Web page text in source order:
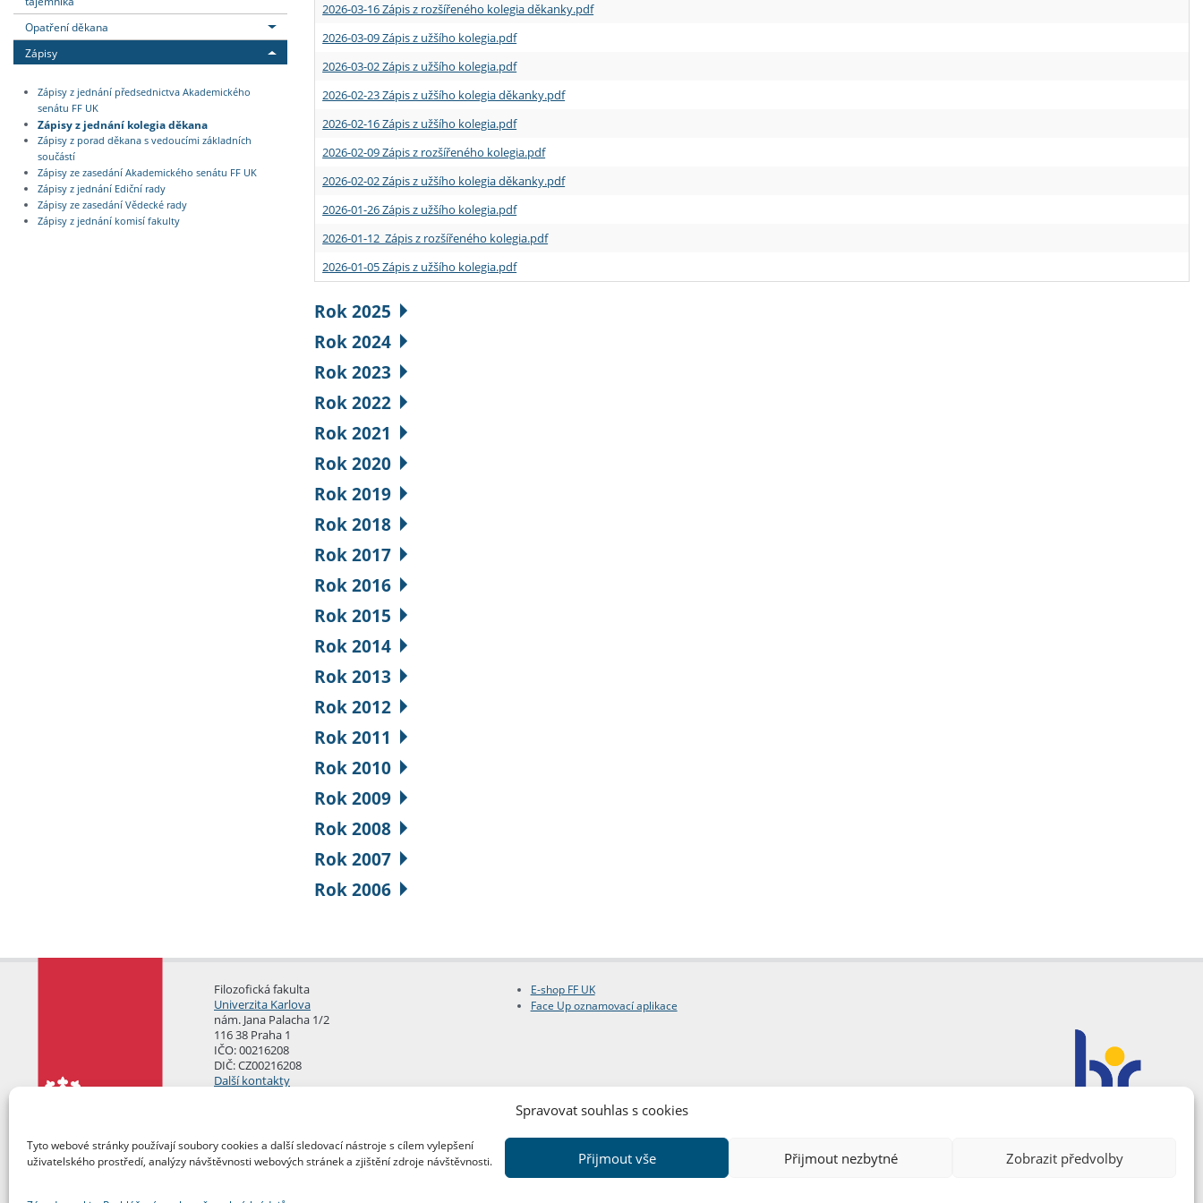
Spravovat souhlas s cookies
Tyto webové stránky používají soubory cookies a další sledovací nástroje s cílem vylepšení
uživatelského prostředí, analýzy návštěvnosti webových stránek a zjištění zdroje návštěvnosti.
Přijmout vše Přijmout nezbytné Zobrazit předvolby
Opatření děkana
Zápisy
Zápisy z jednání předsednictva Akademického
senátu FF UK
Zápisy z jednání kolegia děkana
Zápisy z porad děkana s vedoucími základních
součástí
Zápisy ze zasedání Akademického senátu FF UK
Zápisy z jednání Ediční rady
Zápisy ze zasedání Vědecké rady
Zápisy z jednání komisí fakulty
2026-03-16 Zápis z rozšířeného kolegia děkanky.pdf
2026-03-09 Zápis z užšího kolegia.pdf
2026-03-02 Zápis z užšího kolegia.pdf
2026-02-23 Zápis z užšího kolegia děkanky.pdf
2026-02-16 Zápis z užšího kolegia.pdf
2026-02-09 Zápis z rozšířeného kolegia.pdf
2026-02-02 Zápis z užšího kolegia děkanky.pdf
2026-01-26 Zápis z užšího kolegia.pdf
2026-01-12 Zápis z rozšířeného kolegia.pdf
2026-01-05 Zápis z užšího kolegia.pdf
Rok 2025
Rok 2024
Rok 2023
Rok 2022
Rok 2021
Rok 2020
Rok 2019
Rok 2018
Rok 2017
Rok 2016
Rok 2015
Rok 2014
Rok 2013
Rok 2012
Rok 2011
Rok 2010
Rok 2009
Rok 2008
Rok 2007
Rok 2006
Filozofická fakulta
Univerzita Karlova
nám. Jana Palacha 1/2
116 38 Praha 1
IČO: 00216208
DIČ: CZ00216208
Další kontakty
E-shop FF UK
Face Up oznamovací aplikace